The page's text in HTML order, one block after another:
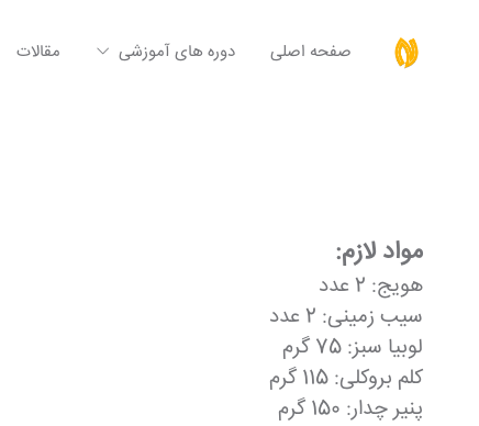
صفحه اصلی دوره های آموزشی مقالات
مواد لازم:
هویج: 2 عدد
سیب زمینی: 2 عدد
لوبیا سبز: 75 گرم
کلم بروکلی: 115 گرم
پنیر چدار: 150 گرم